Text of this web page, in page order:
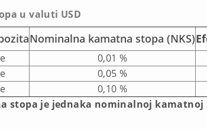
u valuti USD
Nominalna kamatna stopa (NKS)
0,01 %
0,05 %
0,10 %
stopa je jednaka nominalnoj kamatnoj